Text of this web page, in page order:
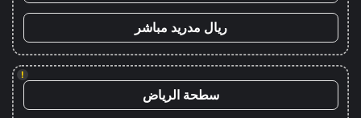
ريال مدريد مباشر
!
سطحة الرياض